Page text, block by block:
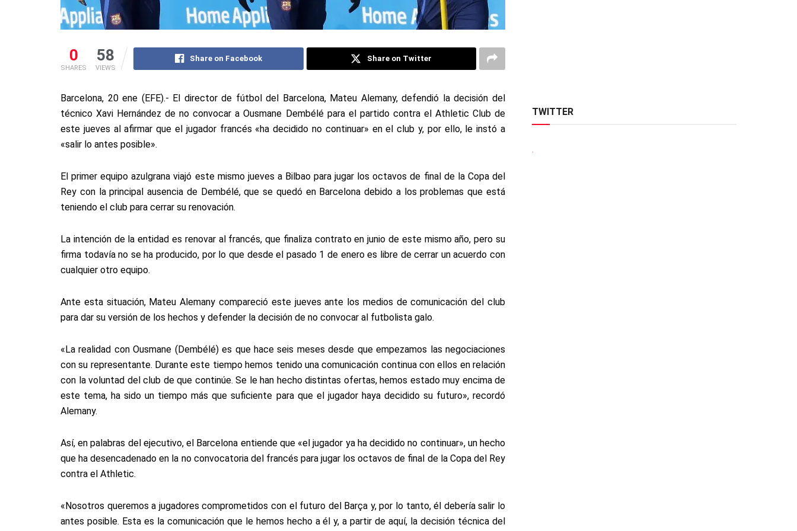
0
SHARES
58
VIEWS
Share on Facebook Share on Twitter
Barcelona, 20 ene (EFE).- El director de fútbol del Barcelona, Mateu Alemany, defendió la decisión del
técnico Xavi Hernández de no convocar a Ousmane Dembélé para el partido contra el Athletic Club de
este jueves al afirmar que el jugador francés «ha decidido no continuar» en el club y, por ello, le instó a
«salir lo antes posible».
El primer equipo azulgrana viajó este mismo jueves a Bilbao para jugar los octavos de final de la Copa del
Rey con la principal ausencia de Dembélé, que se quedó en Barcelona debido a los problemas que está
teniendo el club para cerrar su renovación.
La intención de la entidad es renovar al francés, que finaliza contrato en junio de este mismo año, pero su
firma todavía no se ha producido, por lo que desde el pasado 1 de enero es libre de cerrar un acuerdo con
cualquier otro equipo.
Ante esta situación, Mateu Alemany compareció este jueves ante los medios de comunicación del club
para dar su versión de los hechos y defender la decisión de no convocar al futbolista galo.
«La realidad con Ousmane (Dembélé) es que hace seis meses desde que empezamos las negociaciones
con su representante. Durante este tiempo hemos tenido una comunicación continua con ellos en relación
con la voluntad del club de que continúe. Se le han hecho distintas ofertas, hemos estado muy encima de
este tema, ha sido un tiempo más que suficiente para que el jugador haya decidido su futuro», recordó
Alemany.
Así, en palabras del ejecutivo, el Barcelona entiende que «el jugador ya ha decidido no continuar», un hecho
que ha desencadenado en la no convocatoria del francés para jugar los octavos de final de la Copa del Rey
contra el Athletic.
«Nosotros queremos a jugadores comprometidos con el futuro del Barça y, por lo tanto, él debería salir lo
antes posible. Esta es la comunicación que le hemos hecho a él y, a partir de aquí, la decisión técnica del
TWITTER